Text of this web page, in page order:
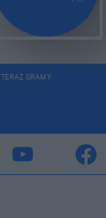
TERAZ GRAMY